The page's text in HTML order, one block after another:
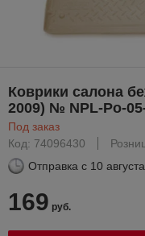
Коврики салона
2009) № NPL-Po-
Под заказ
Код: 74096430
Отправка с 10
169 руб.